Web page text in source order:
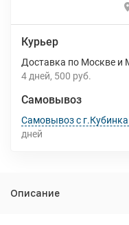
Курьер
Доставка по Москве и
4 дней 500 руб.
Самовывоз
Самовывоз с г.Кубинка
дней
Описание